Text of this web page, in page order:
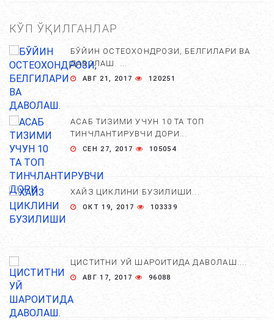
КЎП ЎҚИЛГАНЛАР
БЎЙИН ОСТЕОХОНДРОЗИ, БЕЛГИЛАРИ ВА
ДАВОЛАШ. ...
АВГ 21, 2017 120251
АСАБ ТИЗИМИ УЧУН 10 ТА ТОП
ТИНЧЛАНТИРУВЧИ ДОРИ...
СЕН 27, 2017 105054
ХАЙЗ ЦИКЛИНИ БУЗИЛИШИ...
ОКТ 19, 2017 103339
ЦИСТИТНИ УЙ ШАРОИТИДА ДАВОЛАШ....
АВГ 17, 2017 96088